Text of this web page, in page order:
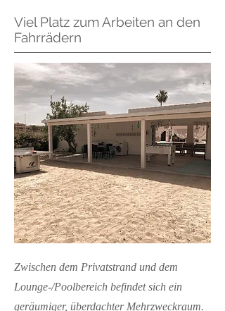
Viel Platz zum Arbeiten an den
Fahrrädern
Zwischen dem Privatstrand und dem
Lounge-/Poolbereich befindet sich ein
geräumiger, überdachter Mehrzweckraum.